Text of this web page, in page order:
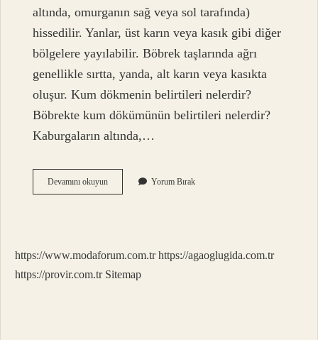
altında, omurganın sağ veya sol tarafında)
hissedilir. Yanlar, üst karın veya kasık gibi diğer
bölgelere yayılabilir. Böbrek taşlarında ağrı
genellikle sırtta, yanda, alt karın veya kasıkta
oluşur. Kum dökmenin belirtileri nelerdir?
Böbrekte kum dökümünün belirtileri nelerdir?
Kaburgaların altında,…
Devamını okuyunBöbrek
Taşı
Yorum Bırak
https://www.modaforum.com.tr https://agaoglugida.com.tr
https://provir.com.tr Sitemap